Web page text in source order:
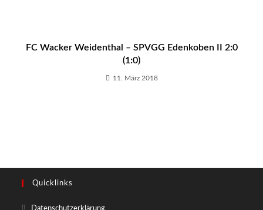
FC Wacker Weidenthal – SPVGG Edenkoben II 2:0
(1:0)
11. März 2018
Quicklinks
DatenschutzerklärungOpens